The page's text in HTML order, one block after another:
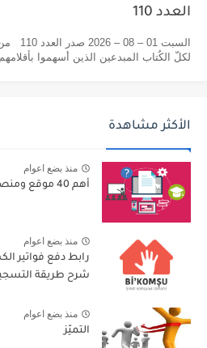
العدد 110
لكلّ الكُتاب المبدعين الذين أسهموا
الأكثر مشاهدة
منذ بضع اعوام
أهم 40 موقع ومنصة تعليم مجاني عبر الانترنت
منذ بضع اعوام
رابط دفع فواتير
شرح طريقة
منذ بضع اعوام
التميّز